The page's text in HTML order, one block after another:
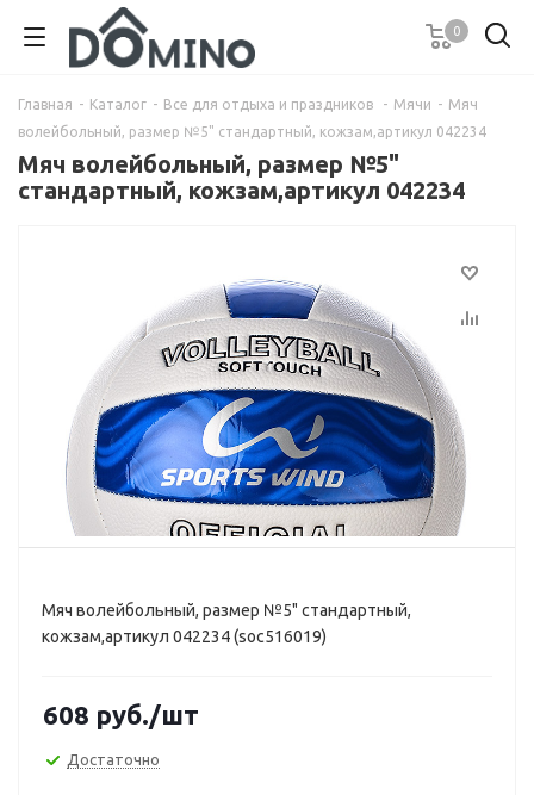
0
Главная - Каталог - Все для отдыха и праздников - Мячи - Мяч
волейбольный, размер №5" стандартный, кожзам,артикул 042234
Мяч волейбольный, размер №5"
стандартный, кожзам,артикул 042234
Мяч волейбольный, размер №5" стандартный,
кожзам,артикул 042234 (soc516019)
608 руб./шт
Достаточно